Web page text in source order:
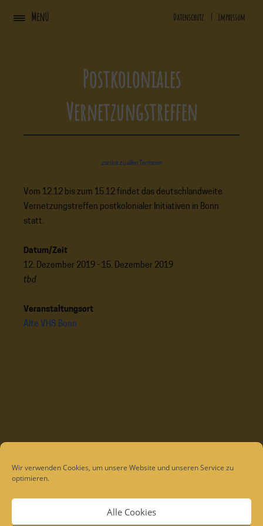
Wir verwenden Cookies, um unsere Website und unseren Service zu
optimieren.
Alle Cookies
Inhalt
Menü Datenschutz | Impressum
Postkoloniales
Vernetzungstreffen
zurück zu allen Terminen
Vom 12.12 bis zum 15.12 findet das deutschlandweite
Vernetzungstreffen postkolonialer Initiativen in Bonn
statt.
Datum/Zeit
12. Dezember 2019 - 15. Dezember 2019
tbd
Veranstaltungsort
Alte VHS Bonn